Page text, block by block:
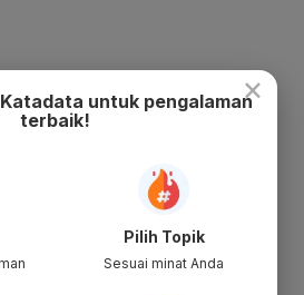
×
untuk pengalaman
terbaik!
Pilih Topik
Sesuai minat Anda